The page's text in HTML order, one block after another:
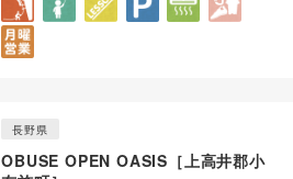
長野県
OBUSE OPEN OASIS［上高井郡小